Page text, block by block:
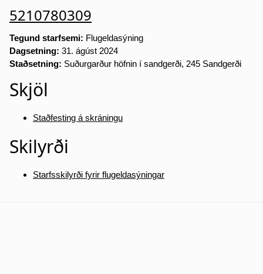
5210780309
Tegund starfsemi: Flugeldasýning
Dagsetning: 31. ágúst 2024
Staðsetning: Suðurgarður höfnin í sandgerði, 245 Sandgerði
Skjöl
Staðfesting á skráningu
Skilyrði
Starfsskilyrði fyrir flugeldasýningar